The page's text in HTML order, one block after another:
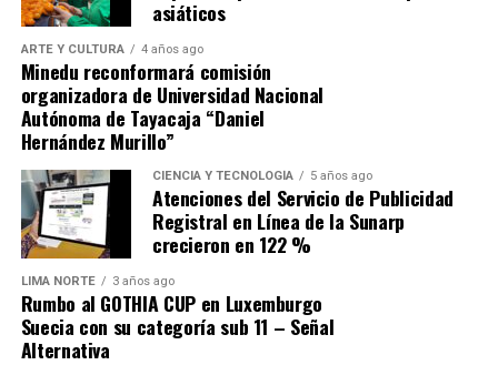
Source link
Comparte esto:
asiáticos
ARTE Y CULTURA 4 años ago
Minedu reconformará comisión
organizadora de Universidad Nacional
Autónoma de Tayacaja “Daniel
Hernández Murillo”
CIENCIA Y TECNOLOGÍA 5 años ago
Atenciones del Servicio de Publicidad
Registral en Línea de la Sunarp
crecieron en 122 %
LIMA NORTE 3 años ago
Rumbo al GOTHIA CUP en Luxemburgo
Suecia con su categoría sub 11 – Señal
Alternativa